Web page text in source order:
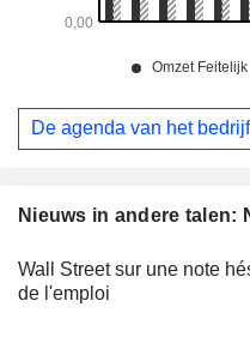
Nieuws in andere talen:
Wall Street sur une note
de l'emploi
De agenda van het bedrijf